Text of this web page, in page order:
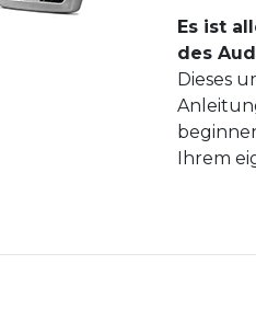
Es ist
des
Dieses
Ihrem